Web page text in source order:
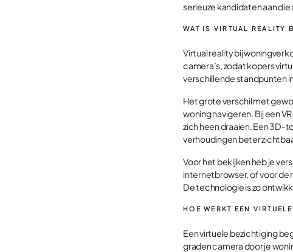
serieuze kandidaten aan
WAT IS VIRTUAL REALITY
Virtual reality bij
camera’s, zodat kopers
verschillende standpunten
Het grote verschil met
woning navigeren. Bij een
zich heen draaien. Een 3D-
verhoudingen beter
Voor het bekijken heb je
internetbrowser, of voor de
De technologie is zo
HOE WERKT EEN
Een virtuele bezichtiging
graden camera door je